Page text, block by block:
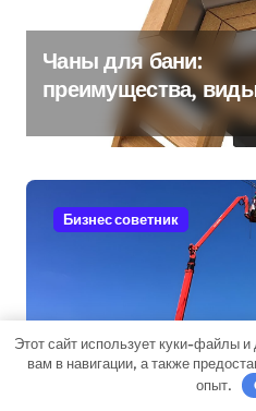
Чаны для бани:
преимущества,
особенности
Бизнес советник
Стойки опор ЛЭП
Этот сайт использует куки-файлы
вам в навигации, а также
опыт.